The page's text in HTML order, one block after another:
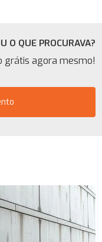
O QUE PROCURAVA?
grátis agora mesmo!